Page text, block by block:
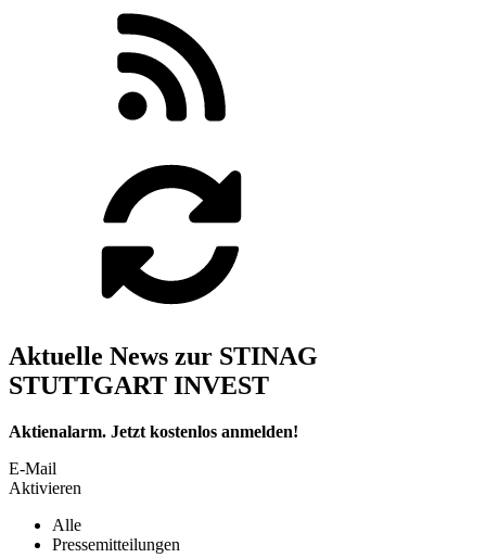
Aktuelle News zur STINAG
STUTTGART INVEST
Aktienalarm. Jetzt kostenlos anmelden!
E-Mail
Aktivieren
Alle
Pressemitteilungen